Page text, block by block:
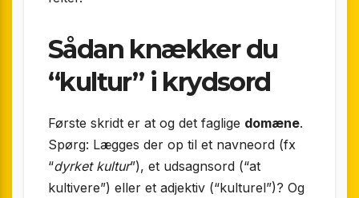
Sådan knækker du
“kultur” i krydsord
Første skridt er at og det faglige domæne.
Spørg: Lægges der op til et navneord (fx
“dyrket kultur”), et udsagnsord (“at
kultivere”) eller et adjektiv (“kulturel”)? Og